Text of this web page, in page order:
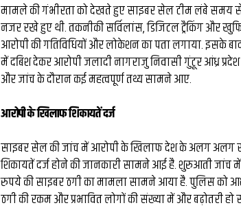
मामले की गंभीरता को देखते हुए साइबर सेल टीम लंबे समय से
नजर रखे हुए थी. तकनीकी सर्विलांस, डिजिटल ट्रैकिंग और
आरोपी की गतिविधियों और लोकेशन का पता लगाया. इसके
में दबिश देकर आरोपी जलादी नागराजु निवासी गुंटूर आंध्र
और जांच के दौरान कई महत्वपूर्ण तथ्य सामने आए.
आरोपी के खिलाफ शिकायतें दर्ज
साइबर सेल की जांच में आरोपी के खिलाफ देश के अलग अलग
शिकायतें दर्ज होने की जानकारी सामने आई है. शुरुआती जांच
रुपये की साइबर ठगी का मामला सामने आया है. पुलिस को
ठगी की रकम और प्रभावित लोगों की संख्या में और बढ़ोतरी हो